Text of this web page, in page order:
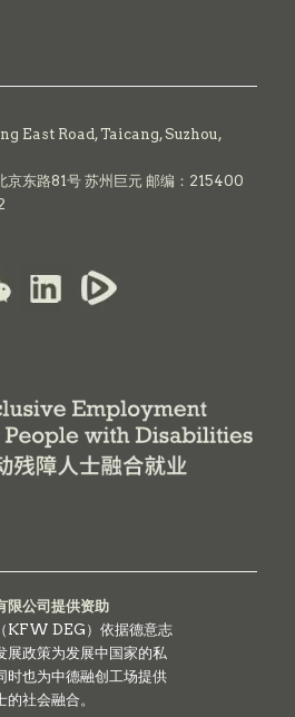
East Road,Taicang,Suzhou,
京东路81号 苏州巨元 邮编：215400
限公司提供资助
KFW DEG）依据德意志
展政策为发展中国家的私
时也为中德融创工场提供
社会融合。